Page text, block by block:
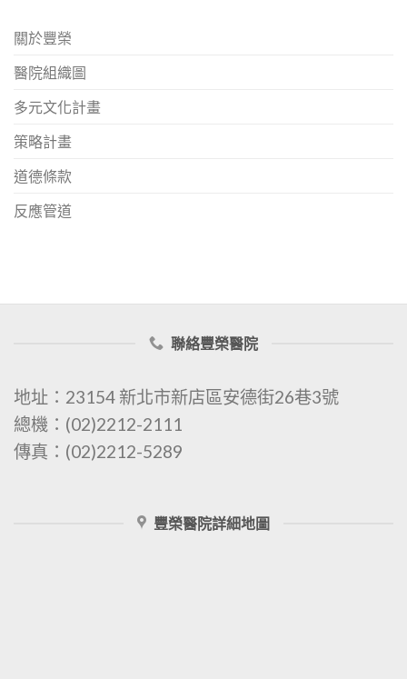
關於豐榮
醫院組織圖
多元文化計畫
策略計畫
道德條款
反應管道
聯絡豐榮醫院
地址：23154 新北市新店區安德街26巷3號
總機：(02)2212-2111
傳真：(02)2212-5289
豐榮醫院詳細地圖